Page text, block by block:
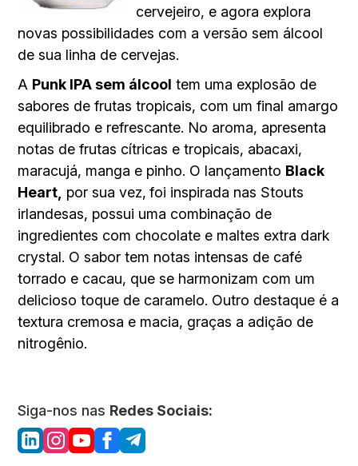
cervejeiro, e agora explora
novas possibilidades com a versão sem álcool
de sua linha de cervejas.
A Punk IPA sem álcool tem uma explosão de
sabores de frutas tropicais, com um final amargo
equilibrado e refrescante. No aroma, apresenta
notas de frutas cítricas e tropicais, abacaxi,
maracujá, manga e pinho. O lançamento Black
Heart, por sua vez, foi inspirada nas Stouts
irlandesas, possui uma combinação de
ingredientes com chocolate e maltes extra dark
crystal. O sabor tem notas intensas de café
torrado e cacau, que se harmonizam com um
delicioso toque de caramelo. Outro destaque é a
textura cremosa e macia, graças a adição de
nitrogênio.
Siga-nos nas Redes Sociais: